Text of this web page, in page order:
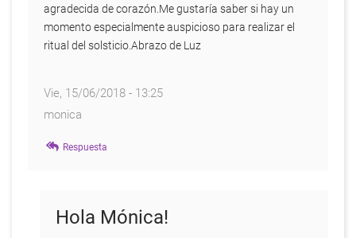
agradecida de corazón.Me gustaría saber si hay un
momento especialmente auspicioso para realizar el
ritual del solsticio.Abrazo de Luz
Vie, 15/06/2018 - 13:25
monica
Respuesta
Hola Mónica!